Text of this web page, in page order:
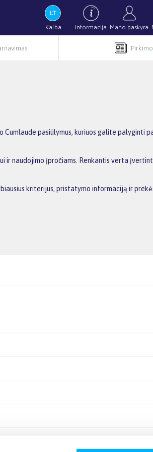
Kalba Informacija Mano paskyra
pasiūlymus, kuriuos galite palyginti
ir naudojimo įpročiams. Renkantis verta
kriterijus, pristatymo informaciją ir